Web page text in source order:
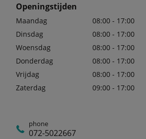
Openingstijden
Maandag
08:00 - 17:00
Dinsdag
08:00 - 17:00
Woensdag
08:00 - 17:00
Donderdag
08:00 - 17:00
Vrijdag
08:00 - 17:00
Zaterdag
09:00 - 17:00
phone
072-5022667